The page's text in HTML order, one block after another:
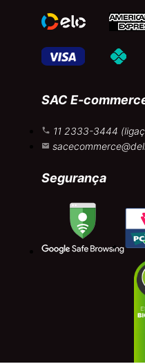
SAC E-
11 2333-3444
Segurança